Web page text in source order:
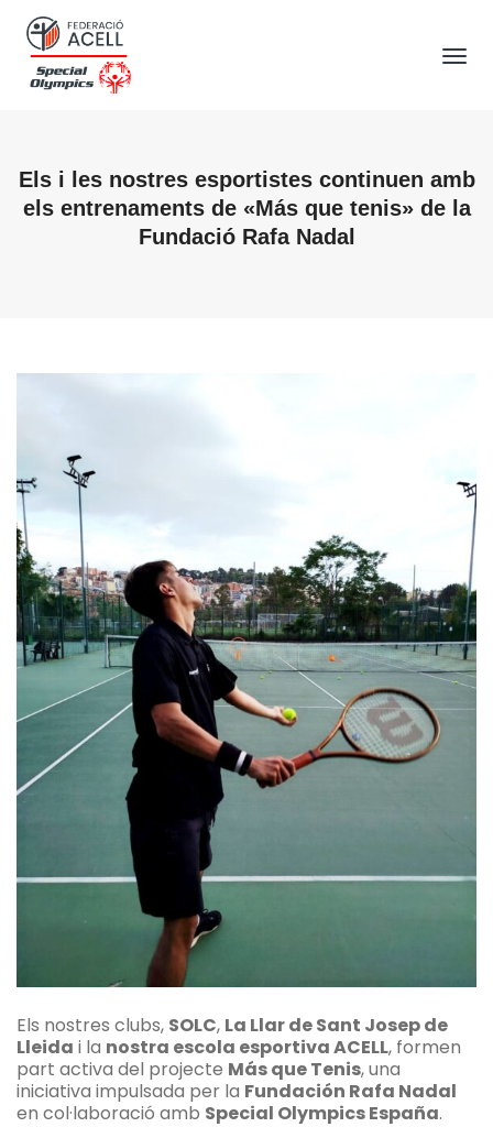
Els i les nostres esportistes continuen amb
els entrenaments de «Más que tenis» de la
Fundació Rafa Nadal
Els nostres clubs, SOLC, La Llar de Sant Josep de
Lleida i la nostra escola esportiva ACELL, formen
part activa del projecte Más que Tenis, una
iniciativa impulsada per la Fundación Rafa Nadal
en col·laboració amb Special Olympics España.